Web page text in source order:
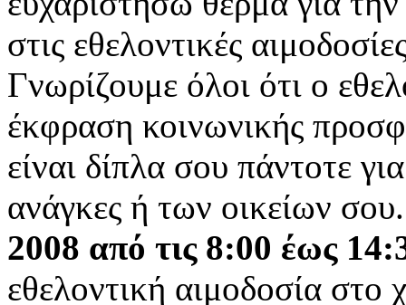
στις εθελοντικές
Γνωρίζουμε όλοι ότι ο
έκφραση κοινωνικής
είναι δίπλα σου πάντοτε
ανάγκες ή των οικείων
2008 από τις 8:00 έως
εθελοντική αιμοδοσία στο